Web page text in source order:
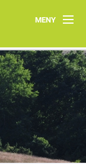
MENY
Hem
Program
Natursnokarna
Styrelsen
Utflyktsmål